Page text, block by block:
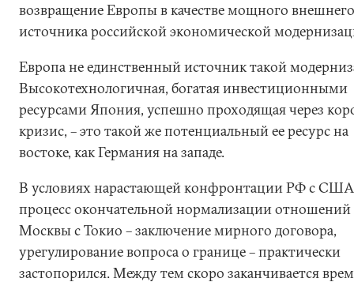
возвращение Европы в качестве мощного внешнего
источника российской экономической
Европа не единственный источник такой
Высокотехнологичная, богатая инвестиционными
ресурсами Япония, успешно проходящая через
кризис, – это такой же потенциальный ее ресурс на
востоке, как Германия на западе.
В условиях нарастающей конфронтации РФ с США
процесс окончательной нормализации отношений
Москвы с Токио – заключение мирного договора,
урегулирование вопроса о границе – практически
застопорился. Между тем скоро заканчивается